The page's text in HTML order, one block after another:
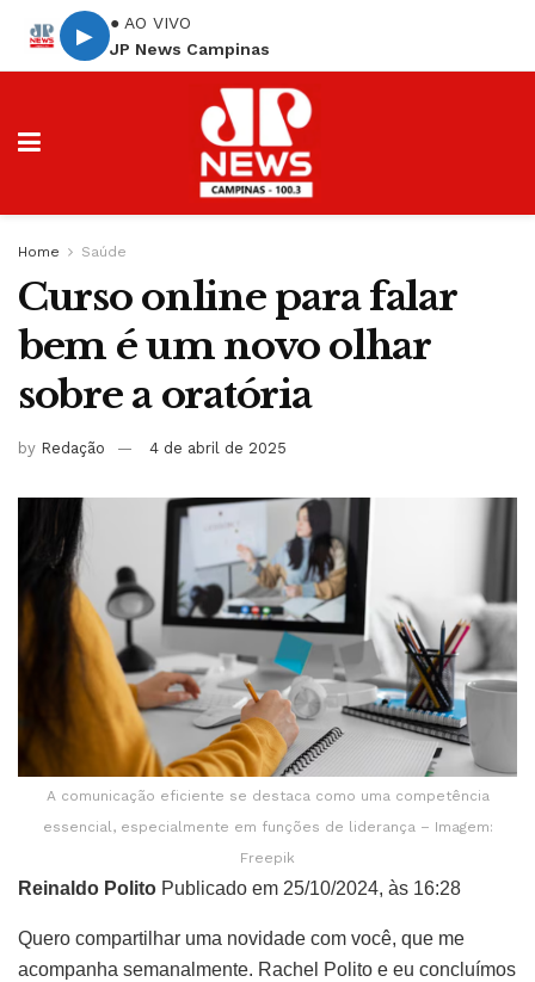
▶
● AO VIVO
JP News Campinas
Home Saúde
Curso online para falar
bem é um novo olhar
sobre a oratória
by Redação 4 de abril de 2025
A comunicação eficiente se destaca como uma competência
essencial, especialmente em funções de liderança – Imagem:
Freepik
Reinaldo Polito Publicado em 25/10/2024, às 16:28
Quero compartilhar uma novidade com você, que me
acompanha semanalmente. Rachel Polito e eu concluímos